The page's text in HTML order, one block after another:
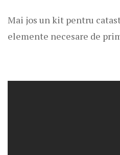
Mai jos un kit pentru
elemente necesare de